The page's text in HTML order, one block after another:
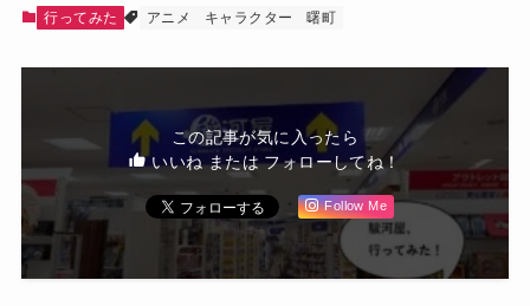
行ってみた アニメ キャラクター 曙町
この記事が気に入ったら
いいね または フォローしてね！
Follow Me